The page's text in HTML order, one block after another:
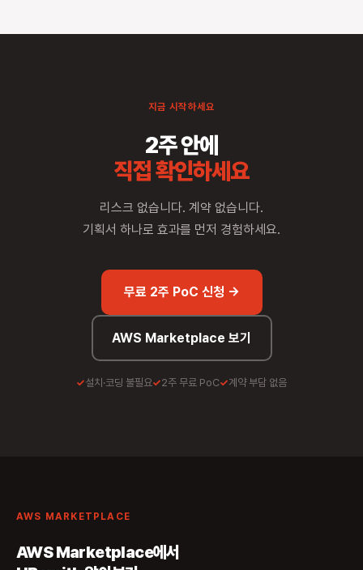
바인더 자동 생성, 온프레미스 구축 등 금융권 특화 서비스를
지금 시작하세요
2주 안에
직접 확인하세요
리스크 없습니다. 계약 없습니다.
기획서 하나로 효과를 먼저 경험하세요.
무료 2주 PoC 신청 →
AWS Marketplace 보기
설치·코딩 불필요 2주 무료 PoC 계약 부담 없음
AWS MARKETPLACE
AWS Marketplace에서